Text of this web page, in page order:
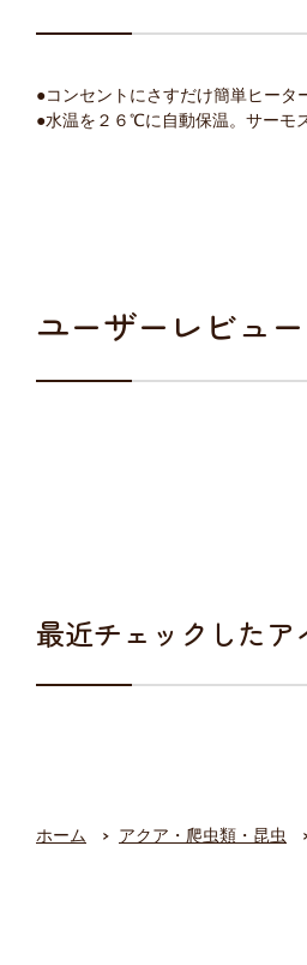
●コンセントにさすだけ簡単ヒー
●水温を２６℃に自動保温。サーモ
ユーザーレビュー
最近チェックしたア
ホーム アクア・爬虫類・昆虫